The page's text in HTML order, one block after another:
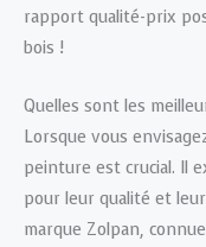
rapport qualité-prix
bois !
Quelles sont les
Lorsque vous
peinture est crucial. Il
pour leur qualité et
marque Zolpan,